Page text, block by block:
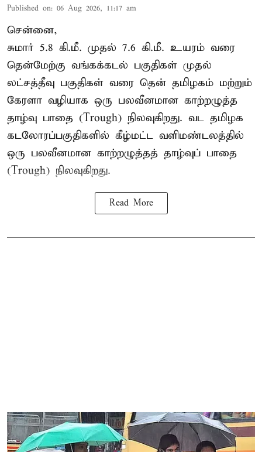
Published on: 06 Aug 2026, 11:17 am
சென்னை,
சுமார் 5.8 கி.மீ. முதல் 7.6 கி.மீ. உயரம் வரை
தென்மேற்கு வங்கக்கடல் பகுதிகள் முதல்
லட்சத்தீவு பகுதிகள் வரை தென் தமிழகம் மற்றும்
கேரளா வழியாக ஒரு பலவீனமான காற்றழுத்த
தாழ்வு பாதை (Trough) நிலவுகிறது. வட தமிழக
கடலோரப்பகுதிகளில் கீழ்மட்ட வளிமண்டலத்தில்
ஒரு பலவீனமான காற்றழுத்தத் தாழ்வுப் பாதை
(Trough) நிலவுகிறது.
Read More